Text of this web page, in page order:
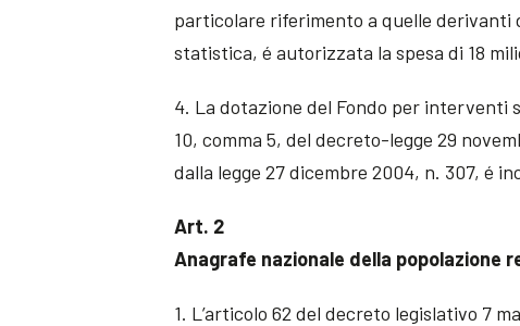
particolare riferimento a quelle derivanti
statistica, é autorizzata la spesa di 18
4. La dotazione del Fondo per interventi
10, comma 5, del decreto-legge 29
dalla legge 27 dicembre 2004, n. 307, é
Art. 2
Anagrafe nazionale della popolazione
1. L’articolo 62 del decreto legislativo 7